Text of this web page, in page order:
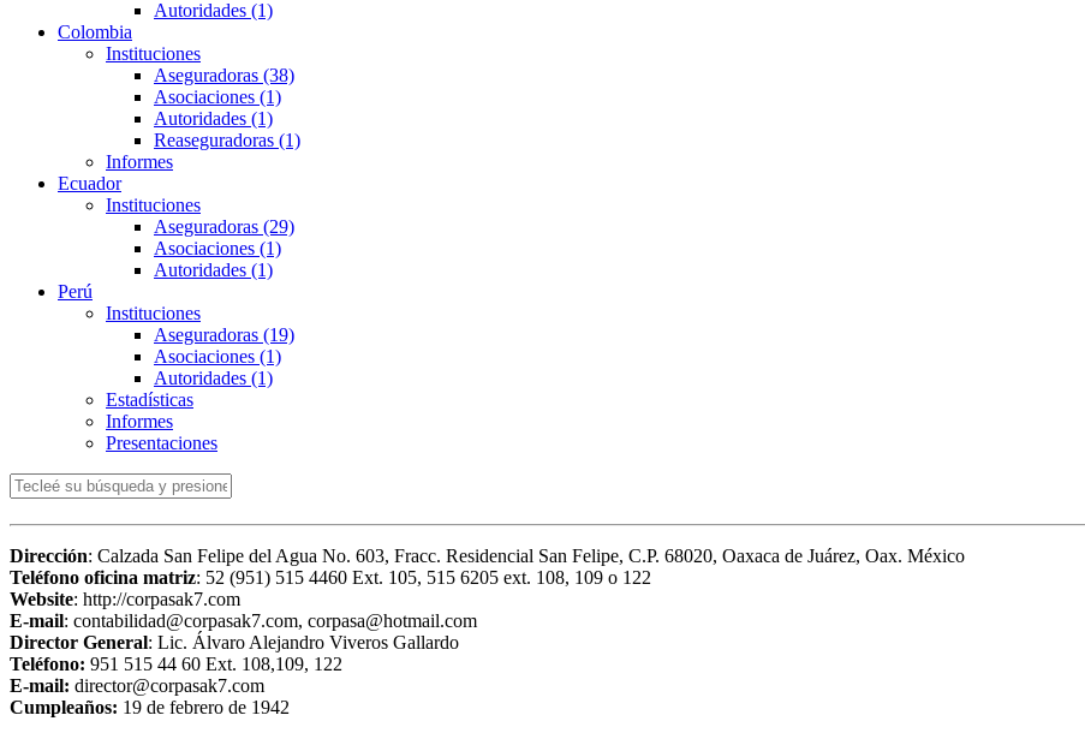
Autoridades (1)
Colombia
Instituciones
Aseguradoras (38)
Asociaciones (1)
Autoridades (1)
Reaseguradoras (1)
Informes
Ecuador
Instituciones
Aseguradoras (29)
Asociaciones (1)
Autoridades (1)
Perú
Instituciones
Aseguradoras (19)
Asociaciones (1)
Autoridades (1)
Estadísticas
Informes
Presentaciones
Dirección: Calzada San Felipe del Agua No. 603, Fracc. Residencial San Felipe, C.P. 68020, Oaxaca de Juárez, Oax. México
Teléfono oficina matriz: 52 (951) 515 4460 Ext. 105, 515 6205 ext. 108, 109 o 122
Website: http://corpasak7.com
E-mail: contabilidad@corpasak7.com, corpasa@hotmail.com
Director General: Lic. Álvaro Alejandro Viveros Gallardo
Teléfono: 951 515 44 60 Ext. 108,109, 122
E-mail: director@corpasak7.com
Cumpleaños: 19 de febrero de 1942